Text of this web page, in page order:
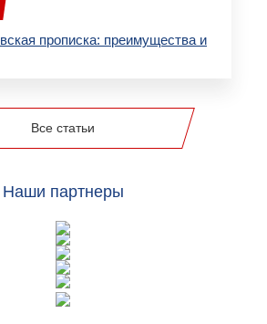
прописка: преимущества и
Все статьи
Наши партнеры